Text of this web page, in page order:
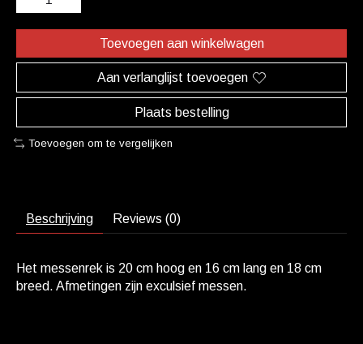
Toevoegen aan winkelwagen
Aan verlanglijst toevoegen
Plaats bestelling
Toevoegen om te vergelijken
Beschrijving Reviews (0)
Het messenrek is 20 cm hoog en 16 cm lang en 18 cm
breed. Afmetingen zijn exculsief messen.